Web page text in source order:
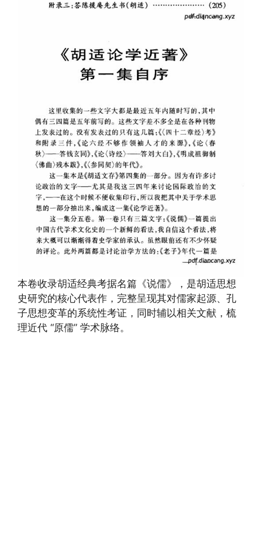
本卷收录胡适经典考据名篇《说儒》，是胡适思想
史研究的核心代表作，完整呈现其对儒家起源、孔
子思想变革的系统性考证，同时辅以相关文献，梳
理近代 “原儒” 学术脉络。